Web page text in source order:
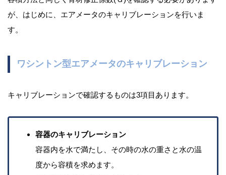
が、はじめに、エアメータのキャリブレーションを行いま
す。
ワシントン型エアメータのキャリブレーション
キャリブレーションで確認するものは3項目あります。
容器のキャリブレーション
容器内を水で満たし、その時の水の重さと水の温
度から容積を求めます。